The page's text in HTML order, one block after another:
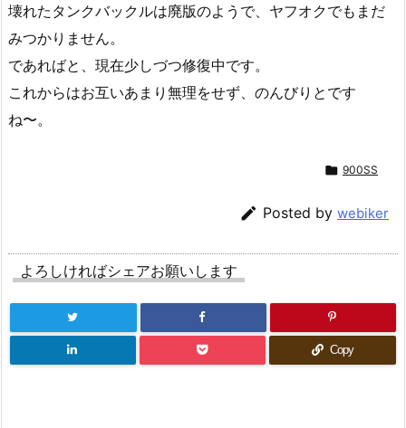
壊れたタンクバックルは廃版のようで、ヤフオクでもまだ
みつかりません。
であればと、現在少しづつ修復中です。
これからはお互いあまり無理をせず、のんびりとです
ね〜。
 900SS
 Posted by webiker
よろしければシェアお願いします
Copy